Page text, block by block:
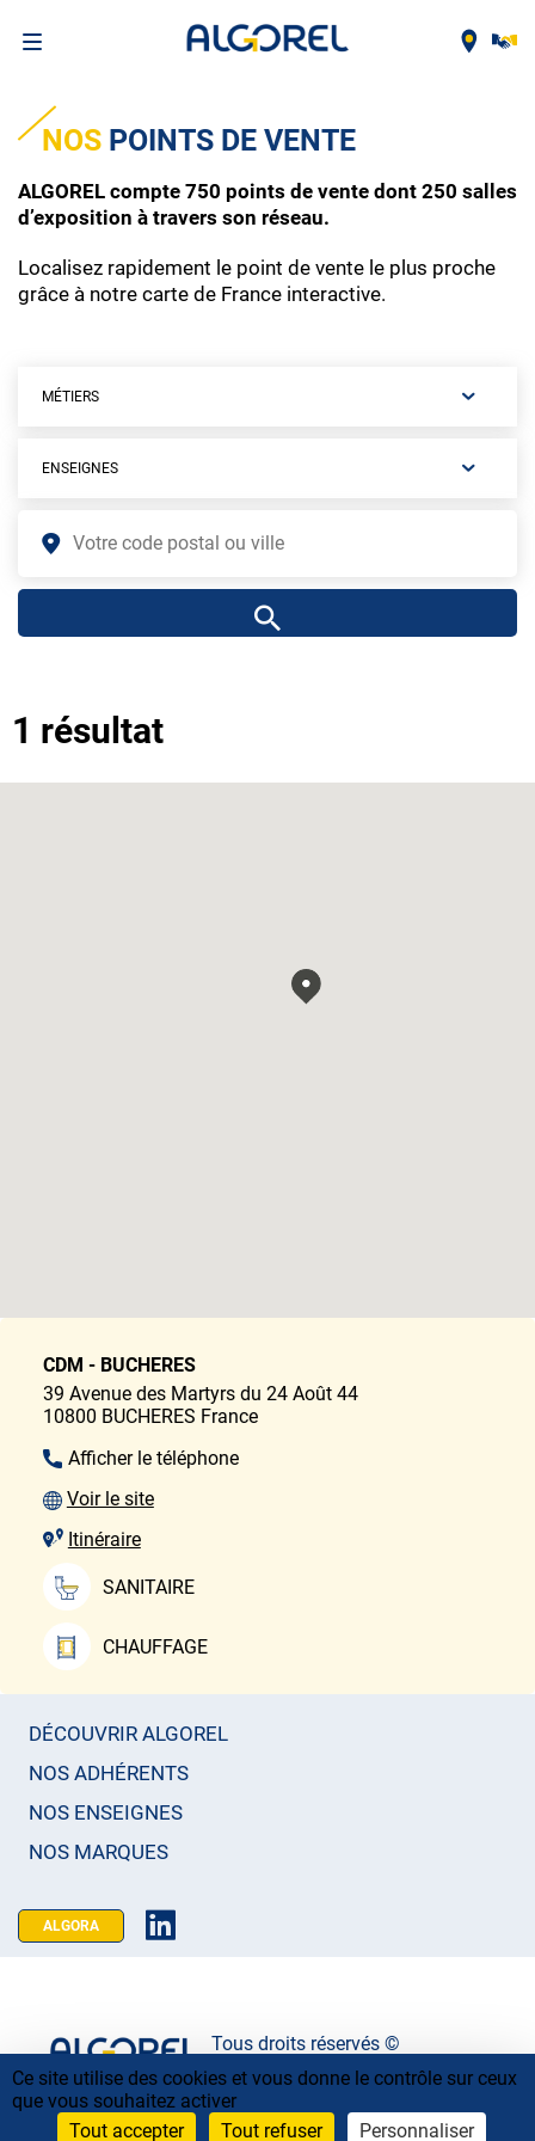
contenu
principal
NOS POINTS DE VENTE
ALGOREL compte 750 points de vente dont 250 salles
d’exposition à travers son réseau.
Localisez rapidement le point de vente le plus proche
grâce à notre carte de France interactive.
MÉTIERS
ENSEIGNES
1 résultat
CDM - BUCHERES
39 Avenue des Martyrs du 24 Août 44
10800 BUCHERES France
Afficher le téléphone
Voir le site
Itinéraire
SANITAIRE
CHAUFFAGE
DÉCOUVRIR ALGOREL
NOS ADHÉRENTS
NOS ENSEIGNES
NOS MARQUES
ALGORA
Tous droits réservés ©
Mentions légales
Ce site utilise des cookies et vous donne le contrôle sur ceux
que vous souhaitez activer
Tout accepter
Tout refuser Personnaliser